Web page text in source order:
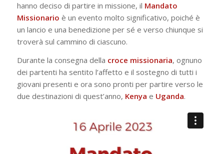
hanno deciso di partire in missione, il Mandato
Missionario è un evento molto significativo, poiché è
un lancio e una benedizione per sé e verso chiunque si
troverà sul cammino di ciascuno.
Durante la consegna della croce missionaria, ognuno
dei partenti ha sentito l’affetto e il sostegno di tutti i
giovani presenti e ora sono pronti per partire verso le
due destinazioni di quest’anno, Kenya e Uganda.